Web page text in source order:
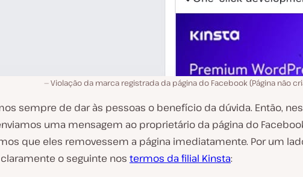
Violação da marca registrada da página do Facebook (Página não
sempre de dar às pessoas o benefício da dúvida. Então,
uma mensagem ao proprietário da página do
que eles removessem a página imediatamente. Por um
o seguinte nos termos da filial Kinsta: